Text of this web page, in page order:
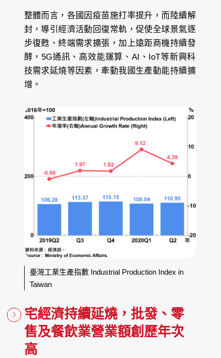
整體而言，各國因疫苗施打率提升，而陸續解
封，導引經濟活動回復常軌，促使全球景氣逐
步復甦、終端需求擴張，加上遠距商機持續發
酵，5G通訊、⾼效能運算、AI、IoT等新興科
技需求延燒等因素，牽動我國生產動能持續擴
增。
臺灣工業生產指數 Industrial Production Index in
Taiwan
宅經濟持續延燒，批發、零
售及餐飲業營業額創歷年次
高